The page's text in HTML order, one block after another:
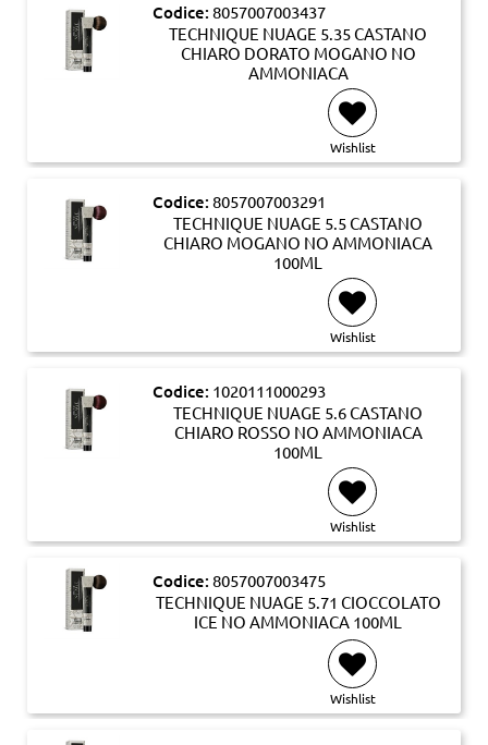
Codice: 8057007003437
TECHNIQUE NUAGE 5.35 CASTANO
CHIARO DORATO MOGANO NO
AMMONIACA
Wishlist
Codice: 8057007003291
TECHNIQUE NUAGE 5.5 CASTANO
CHIARO MOGANO NO AMMONIACA
100ML
Wishlist
Codice: 1020111000293
TECHNIQUE NUAGE 5.6 CASTANO
CHIARO ROSSO NO AMMONIACA
100ML
Wishlist
Codice: 8057007003475
TECHNIQUE NUAGE 5.71 CIOCCOLATO
ICE NO AMMONIACA 100ML
Wishlist